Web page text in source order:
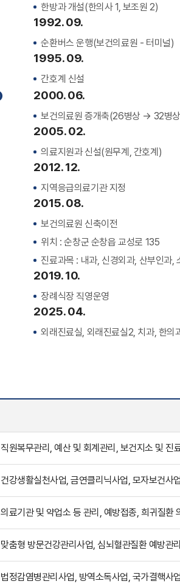
한방과 개설(한의사 1, 보조원 2)
1992. 09.
순환버스 운행(보건의료원 - 터미널)
1995. 09.
간호계 신설
2000. 06.
보건의료원 증개축(26병상 → 32병
2005. 02.
의료지원과 신설(원무계, 간호계)
2012. 12.
지역응급의료기관 지정
2015. 08.
보건의료원 신축이전
위치 : 순창군 순창읍 교성로 135
진료과목 : 내과, 신경외과, 산부인과
2019. 10.
장례식장 직영운영
2025. 04.
외래진료실, 외래진료실2, 치과, 한의
직원복무관리, 예산 및 회계관리, 보건지소 및 진
건강생활실천사업, 금연클리닉사업, 모자보건사
의료기관 및 약업소 등 관리, 예방접종, 희귀질환
맞춤형 방문건강관리사업, 심뇌혈관질환 예방관
법정감염병관리사업, 방역소독사업, 국가결핵사